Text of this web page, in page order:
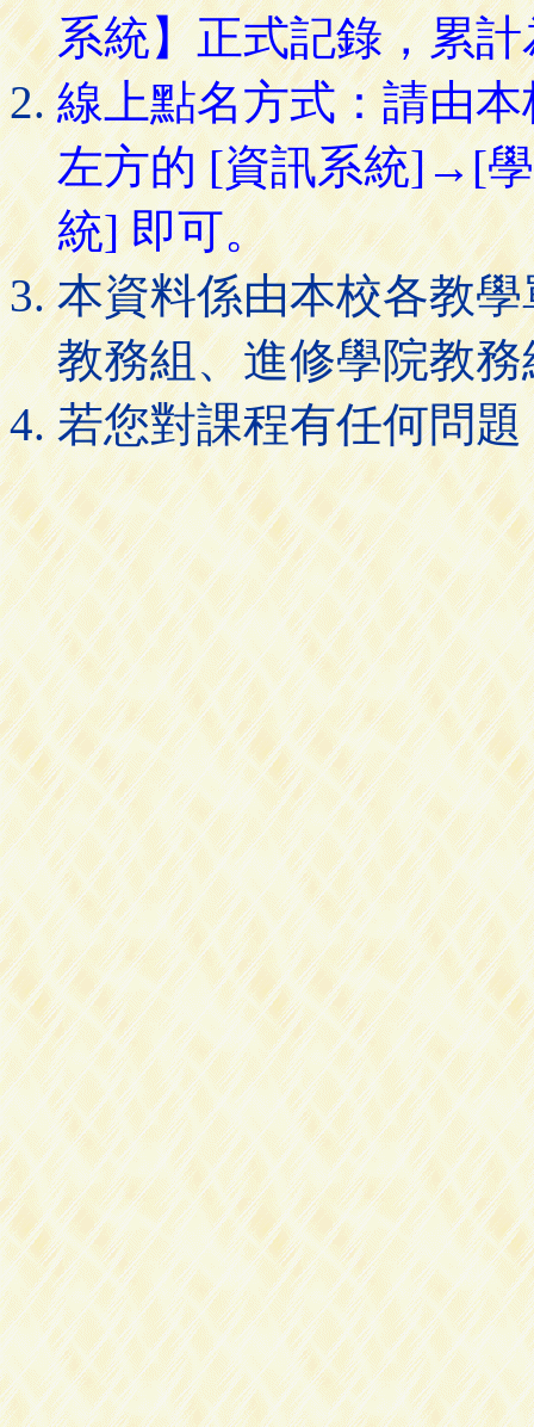
系統】正式記錄，累
線上點名方式：請由
左方的 [資訊系統]→[
統] 即可。
本資料係由本校各教
教務組、進修學院教
若您對課程有任何問